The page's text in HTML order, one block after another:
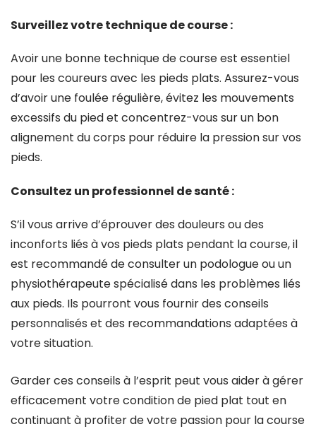
Surveillez votre technique de course :
Avoir une bonne technique de course est essentiel
pour les coureurs avec les pieds plats. Assurez-vous
d’avoir une foulée régulière, évitez les mouvements
excessifs du pied et concentrez-vous sur un bon
alignement du corps pour réduire la pression sur vos
pieds.
Consultez un professionnel de santé :
S’il vous arrive d’éprouver des douleurs ou des
inconforts liés à vos pieds plats pendant la course, il
est recommandé de consulter un podologue ou un
physiothérapeute spécialisé dans les problèmes liés
aux pieds. Ils pourront vous fournir des conseils
personnalisés et des recommandations adaptées à
votre situation.
Garder ces conseils à l’esprit peut vous aider à gérer
efficacement votre condition de pied plat tout en
continuant à profiter de votre passion pour la course